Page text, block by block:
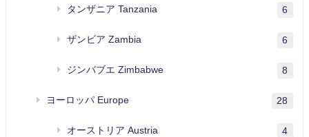
タンザニア Tanzania 6
ザンビア Zambia 6
ジンバブエ Zimbabwe 8
ヨーロッパ Europe 28
オーストリア Austria 4